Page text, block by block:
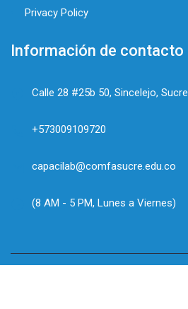
Privacy Policy
Información de contacto
Calle 28 #25b 50, Sincelejo, Sucre
+573009109720
capacilab@comfasucre.edu.co
(8 AM - 5 PM, Lunes a Viernes)